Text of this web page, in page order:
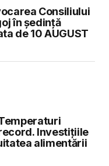
Consiliului
în şedinţă
de 10 AUGUST
Temperaturi
Investițiile
alimentării